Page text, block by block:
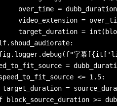
over_time =
video_extension =
target_duration =
字幕
=
<= 1.5:
=
block_source_duration >=